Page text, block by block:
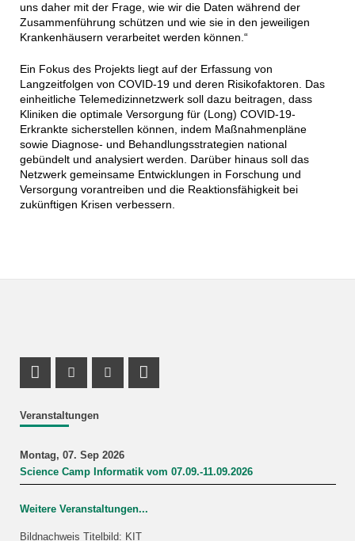
uns daher mit der Frage, wie wir die Daten während der
Zusammenführung schützen und wie sie in den jeweiligen
Krankenhäusern verarbeitet werden können.“
Ein Fokus des Projekts liegt auf der Erfassung von
Langzeitfolgen von COVID-19 und deren Risikofaktoren. Das
einheitliche Telemedizinnetzwerk soll dazu beitragen, dass
Kliniken die optimale Versorgung für (Long) COVID-19-
Erkrankte sicherstellen können, indem Maßnahmenpläne
sowie Diagnose- und Behandlungsstrategien national
gebündelt und analysiert werden. Darüber hinaus soll das
Netzwerk gemeinsame Entwicklungen in Forschung und
Versorgung vorantreiben und die Reaktionsfähigkeit bei
zukünftigen Krisen verbessern.
Veranstaltungen
Montag, 07. Sep 2026
Science Camp Informatik vom 07.09.-11.09.2026
Weitere Veranstaltungen...
Profil Mastodon
Instagram Profil
Youtube Profil
LinkedIn Profil
Bildnachweis Titelbild: KIT